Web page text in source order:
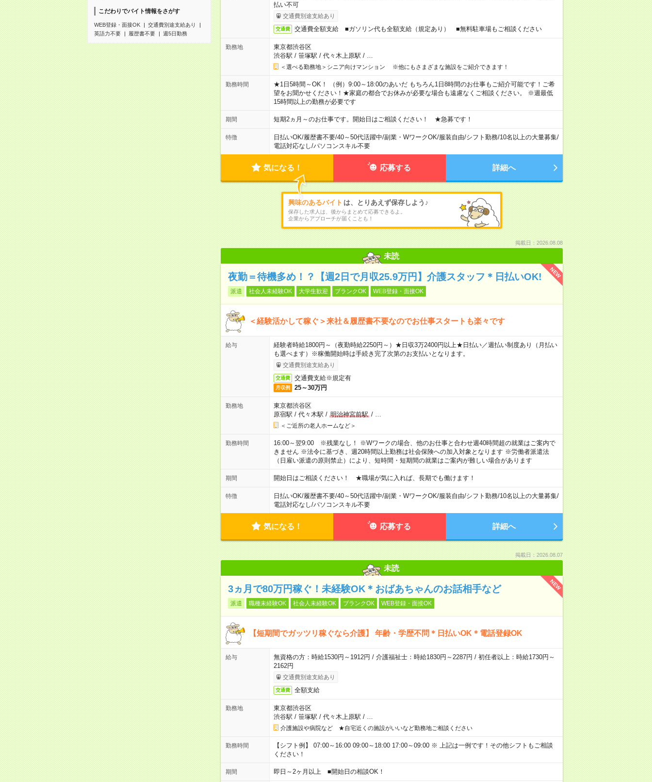
こだわりでバイト情報をさがす
WEB登録・面接OK
交通費別途支給あり
英語力不要
履歴書不要 週5日勤務
払い不可
交通費別途支給あり
交通費 交通費全額支給 ■ガソリン代も全額支給（規定あり） ■無料駐車場もご相談ください
勤務地
東京都渋谷区
渋谷駅 / 笹塚駅 / 代々木上原駅 /
＜選べる勤務地＞シニア向けマンション ※他にもさまざまな施設をご紹介できます！
勤務時間
★1日5時間～OK！ （例）9:00～18:00のあいだ もちろん1日8時間のお仕事もご紹介可能です！ご希
望をお聞かせください！★家庭の都合でお休みが必要な場合も遠慮なくご相談ください。 ※週最低
15時間以上の勤務が必要です
期間 短期2ヵ月～のお仕事です。開始日はご相談ください！ ★急募です！
特徴 日払いOK/履歴書不要/40～50代活躍中/副業・WワークOK/服装自由/シフト勤務/10名以上の大量募集/
電話対応なし/パソコンスキル不要
気になる！ 応募する 詳細へ
興味のあるバイト は、とりあえず保存しよう♪
保存した求人は、後からまとめて応募できるよ。
企業からアプローチが届くことも！
掲載日：2026.08.08
未読
NEW
夜勤＝待機多め！？【週2日で月収25.9万円】介護スタッフ＊日払いOK!
派遣 社会人未経験OK 大学生歓迎 ブランクOK WEB登録・面接OK
＜経験活かして稼ぐ＞来社＆履歴書不要なのでお仕事スタートも楽々です
給与
経験者時給1800円～（夜勤時給2250円～）★日収3万2400円以上★日払い／週払い制度あり（月払い
も選べます）※稼働開始時は手続き完了次第のお支払いとなります。
交通費別途支給あり
交通費 交通費支給※規定有
月収例 25～30万円
勤務地
東京都渋谷区
原宿駅 / 代々木駅 / 明治神宮前駅/
＜ご近所の老人ホームなど＞
勤務時間
16:00～翌9:00 ※残業なし！ ※Wワークの場合、他のお仕事と合わせ週40時間超の就業はご案内で
きません ※法令に基づき、週20時間以上勤務は社会保険への加入対象となります ※労働者派遣法
（日雇い派遣の原則禁止）により、短時間・短期間の就業はご案内が難しい場合があります
期間 開始日はご相談ください！ ★職場が気に入れば、長期でも働けます！
特徴 日払いOK/履歴書不要/40～50代活躍中/副業・WワークOK/服装自由/シフト勤務/10名以上の大量募集/
電話対応なし/パソコンスキル不要
気になる！ 応募する 詳細へ
掲載日：2026.08.07
未読
NEW
3ヵ月で80万円稼ぐ！未経験OK＊おばあちゃんのお話相手など
派遣 職種未経験OK 社会人未経験OK ブランクOK WEB登録・面接OK
【短期間でガッツリ稼ぐなら介護】 年齢・学歴不問＊日払いOK＊電話登録OK
給与
無資格の方：時給1530円～1912円 / 介護福祉士：時給1830円～2287円 / 初任者以上：時給1730円～
2162円
交通費別途支給あり
交通費 全額支給
勤務地
東京都渋谷区
渋谷駅 / 笹塚駅 / 代々木上原駅 /
介護施設や病院など ★自宅近くの施設がいいなど勤務地ご相談ください
勤務時間
【シフト例】 07:00～16:00 09:00～18:00 17:00～09:00 ※ 上記は一例です！その他シフトもご相談
ください！
期間 即日～2ヶ月以上 ■開始日の相談OK！